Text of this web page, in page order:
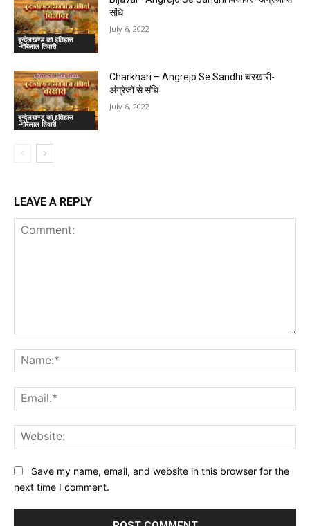
बुन्देलखण्ड का इतिहास
-गोरेलाल तिवारी
संधि
July 6, 2022
बुन्देलखण्ड का इतिहास
-गोरेलाल तिवारी
Charkhari – Angrejo Se Sandhi चरखारी-
अंग्रेजों से संधि
July 6, 2022
LEAVE A REPLY
Save my name, email, and website in this browser for the
next time I comment.